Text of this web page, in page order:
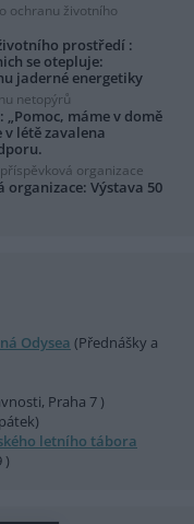
ochranu životního
prostředí :
se otepluje:
jaderné energetiky
netopýrů
máme v domě
v létě zavalena
organizace
Výstava 50
Odysea (Přednášky a
Praha 7 )
letního tábora
)